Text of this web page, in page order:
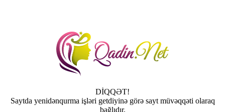
DİQQƏT!
Saytda yenidənqurma işləri getdiyinə görə sayt müvəqqəti olaraq
bağlıdır.